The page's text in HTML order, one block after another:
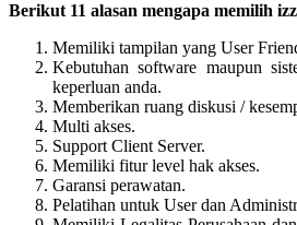
Berikut 11 alasan mengapa memilih
Memiliki tampilan yang User
Kebutuhan software maupun
keperluan anda.
Memberikan ruang diskusi /
Multi akses.
Support Client Server.
Memiliki fitur level hak akses.
Garansi perawatan.
Pelatihan untuk User dan